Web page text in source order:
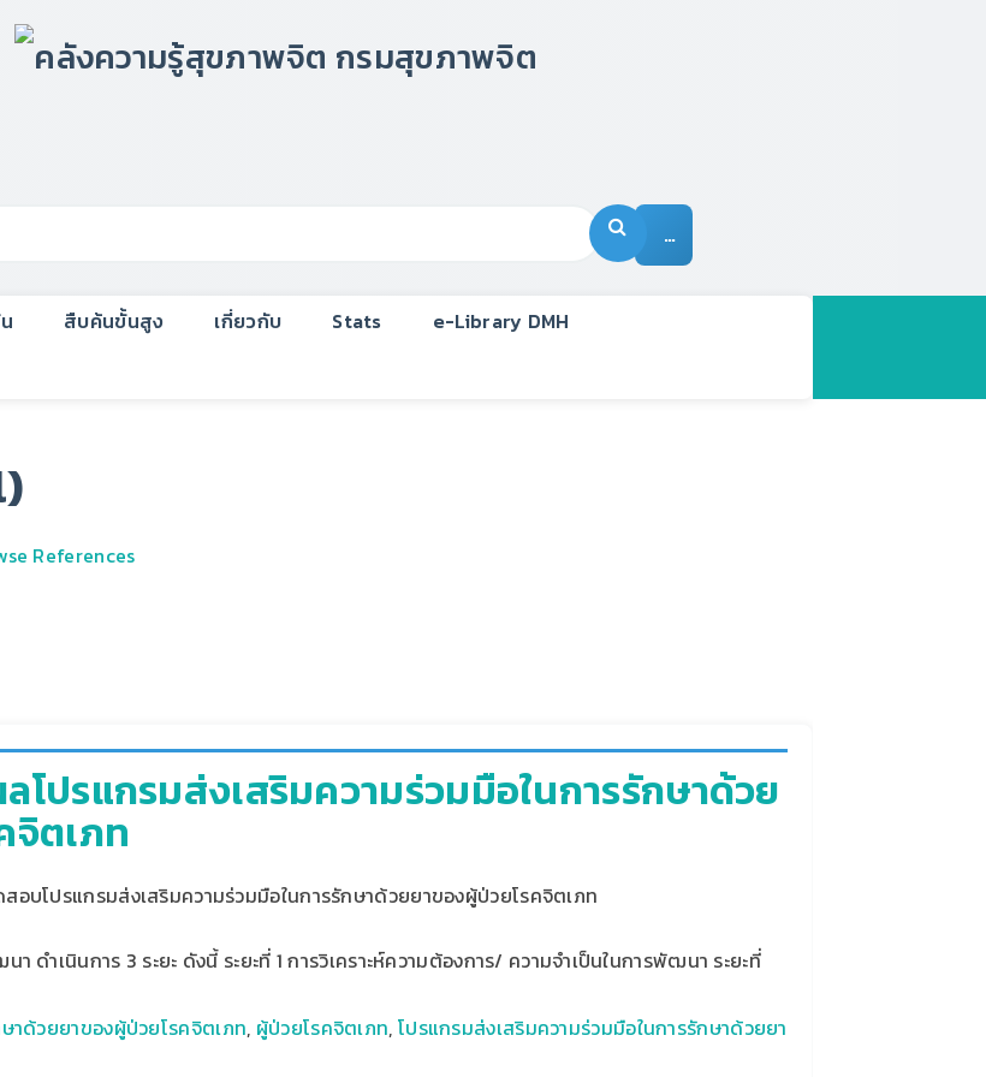
…
สืบค้นขั้นสูง เกี่ยวกับ Stats
e-Library DMH
References
โปรแกรมส่งเสริมความร่วมมือในการรักษาด้วย
จิตเภท
บโปรแกรมส่งเสริมความร่วมมือในการรักษาด้วยยาของผู้ป่วยโรคจิตเภท
ดำเนินการ 3 ระยะ ดังนี้ ระยะที่ 1 การวิเคราะห์ความต้องการ/ ความจำเป็นในการพัฒนา ระยะที่
าด้วยยาของผู้ป่วยโรคจิตเภท, ผู้ป่วยโรคจิตเภท, โปรแกรมส่งเสริมความร่วมมือในการรักษาด้วยยา